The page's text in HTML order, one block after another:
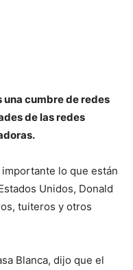
una cumbre de redes
de las redes
lo que están
Unidos, Donald
tuiteros y otros
Blanca, dijo que el